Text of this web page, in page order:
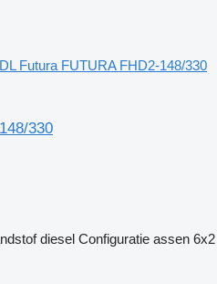
Futura FUTURA FHD2-148/330
330
diesel Configuratie assen 6x2